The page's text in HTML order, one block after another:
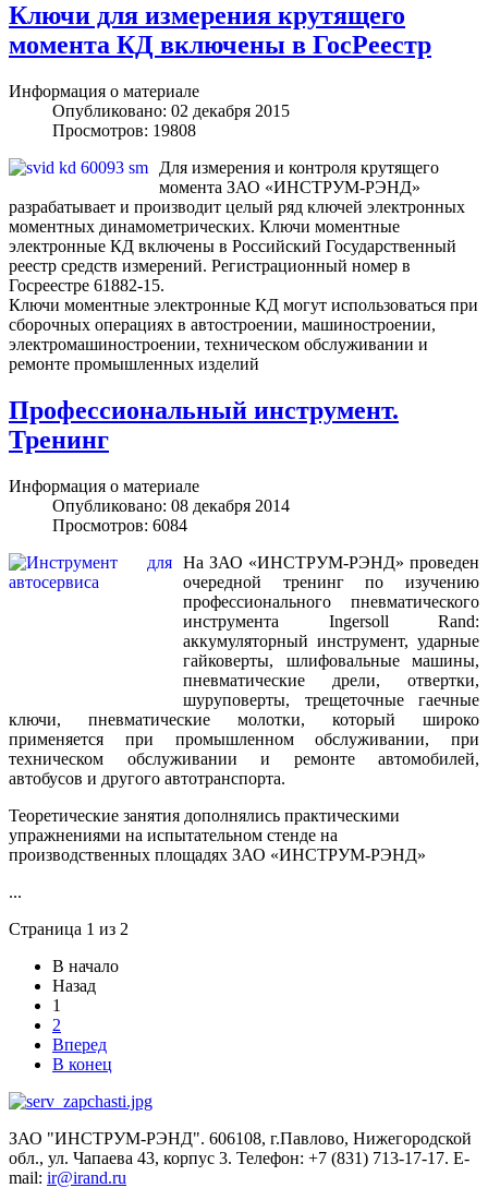
Ключи для измерения крутящего
момента КД включены в ГосРеестр
Информация о материале
Опубликовано: 02 декабря 2015
Просмотров: 19808
Для измерения и контроля крутящего
момента ЗАО «ИНСТРУМ-РЭНД»
разрабатывает и производит целый ряд ключей электронных
моментных динамометрических. Ключи моментные
электронные КД включены в Российский Государственный
реестр средств измерений. Регистрационный номер в
Госреестре 61882-15.
Ключи моментные электронные КД могут использоваться при
сборочных операциях в автостроении, машиностроении,
электромашиностроении, техническом обслуживании и
ремонте промышленных изделий
Профессиональный инструмент.
Тренинг
Информация о материале
Опубликовано: 08 декабря 2014
Просмотров: 6084
На ЗАО «ИНСТРУМ-РЭНД» проведен
очередной тренинг по изучению
профессионального пневматического
инструмента Ingersoll Rand:
аккумуляторный инструмент, ударные
гайковерты, шлифовальные машины,
пневматические дрели, отвертки,
шуруповерты, трещеточные гаечные
ключи, пневматические молотки, который широко
применяется при промышленном обслуживании, при
техническом обслуживании и ремонте автомобилей,
автобусов и другого автотранспорта.
Теоретические занятия дополнялись практическими
упражнениями на испытательном стенде на
производственных площадях ЗАО «ИНСТРУМ-РЭНД»
...
Страница 1 из 2
В начало
Назад
1
2
Вперед
В конец
ЗАО "ИНСТРУМ-РЭНД". 606108, г.Павлово, Нижегородской
обл., ул. Чапаева 43, корпус 3. Телефон: +7 (831) 713-17-17. Е-
mail: ir@irand.ru